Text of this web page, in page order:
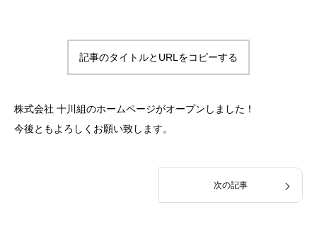
記事のタイトルとURLをコピーする
株式会社 十川組のホームページがオープンしました！
今後ともよろしくお願い致します。
次の記事